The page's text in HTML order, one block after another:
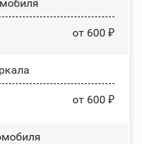
от 600 ₽
от 600 ₽